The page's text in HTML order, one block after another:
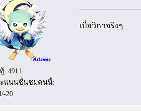
: 4911
แนนชื่นชมคนนี้:
20
เบื่อวิกาจริงๆ